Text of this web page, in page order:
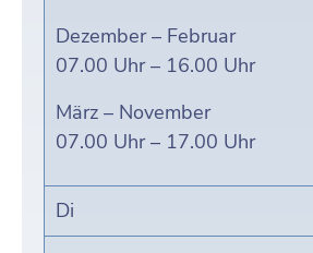
Dezember – Februar
07.00 Uhr – 16.00 Uhr
März – November
07.00 Uhr – 17.00 Uhr
Di